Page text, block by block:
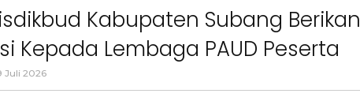
Kabupaten Subang Berikan
Kepada Lembaga PAUD Peserta
MPLS Dan G7KAIH
Juli 2026